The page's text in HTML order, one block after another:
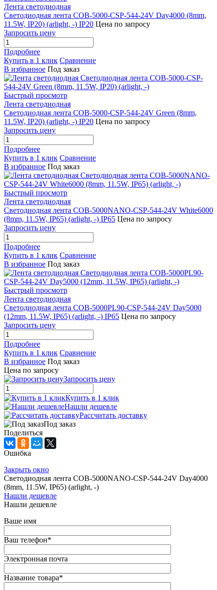
Лента светодиодная
Светодиодная лента COB-5000-CSP-544-24V Day4000 (8mm,
11.5W, IP20) (arlight, -) IP20 Цена по запросу
Запросить цену
Подробнее
Купить в 1 клик Сравнение
В избранное Под заказ
Быстрый просмотр
Лента светодиодная
Светодиодная лента COB-5000-CSP-544-24V Green (8mm,
11.5W, IP20) (arlight, -) IP20 Цена по запросу
Запросить цену
Подробнее
Купить в 1 клик Сравнение
В избранное Под заказ
Быстрый просмотр
Лента светодиодная
Светодиодная лента COB-5000NANO-CSP-544-24V White6000
(8mm, 11.5W, IP65) (arlight, -) IP65 Цена по запросу
Запросить цену
Подробнее
Купить в 1 клик Сравнение
В избранное Под заказ
Быстрый просмотр
Лента светодиодная
Светодиодная лента COB-5000PL90-CSP-544-24V Day5000
(12mm, 11.5W, IP65) (arlight, -) IP65 Цена по запросу
Запросить цену
Подробнее
Купить в 1 клик Сравнение
В избранное Под заказ
Цена по запросу
Запросить цену
Купить в 1 клик
Нашли дешевле
Рассчитать доставку
Под заказ
Поделиться
Ошибка
Закрыть окно
Светодиодная лента COB-5000NANO-CSP-544-24V Day4000
(8mm, 11.5W, IP65) (arlight, -)
Нашли дешевле
Нашли дешевле
Ваше имя
Ваш телефон*
Электронная почта
Название товара*